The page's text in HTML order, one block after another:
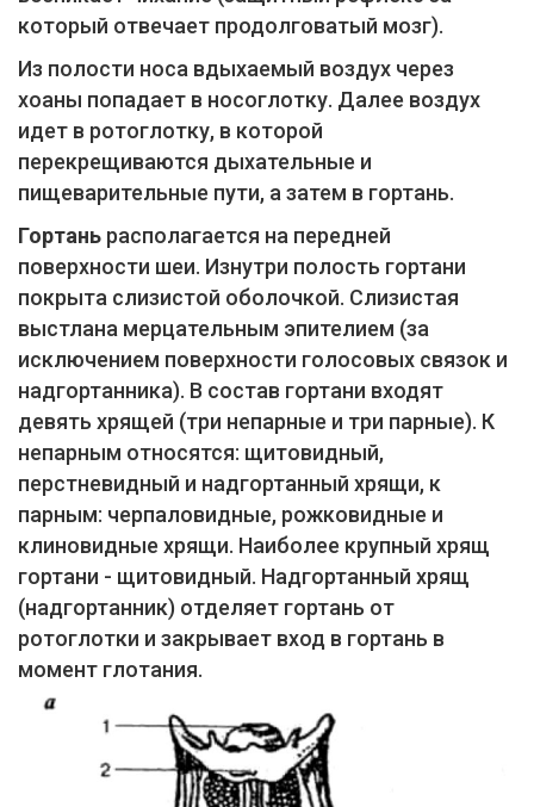
который отвечает продолговатый мозг).
Из полости носа вдыхаемый воздух через
хоаны попадает в носоглотку. Далее воздух
идет в ротоглотку, в которой
перекрещиваются дыхательные и
пищеварительные пути, а затем в гортань.
Гортань располагается на передней
поверхности шеи. Изнутри полость гортани
покрыта слизистой оболочкой. Слизистая
выстлана мерцательным эпителием (за
исключением поверхности голосовых связок и
надгортанника). В состав гортани входят
девять хрящей (три непарные и три парные). К
непарным относятся: щитовидный,
перстневидный и надгортанный хрящи, к
парным: черпаловидные, рожковидные и
клиновидные хрящи. Наиболее крупный хрящ
гортани - щитовидный. Надгортанный хрящ
(надгортанник) отделяет гортань от
ротоглотки и закрывает вход в гортань в
момент глотания.